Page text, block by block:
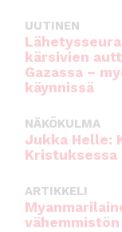
UUTINEN
kärsivien
Gazassa –
käynnissä
NÄKÖKULMA
Jukka Helle:
Kristuksessa
ARTIKKELI